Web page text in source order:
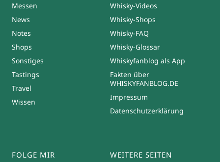
Messen
News
Notes
Shops
Sonstiges
Tastings
Travel
Wissen
Whisky-Videos
Whisky-Shops
Whisky-FAQ
Whisky-Glossar
Whiskyfanblog als App
Fakten über
WHISKYFANBLOG.DE
Impressum
Datenschutzerklärung
FOLGE MIR WEITERE SEITEN